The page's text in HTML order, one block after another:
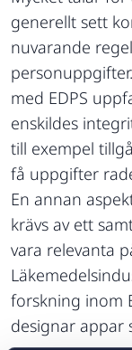
generellt sett
nuvarande
med EDPS
enskildes
till exempel
få uppgifter
En annan
krävs av ett
vara relevanta
forskning inom
designar appar